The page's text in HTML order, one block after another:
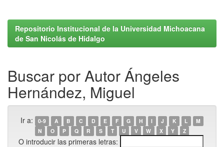
Repositorio Institucional de la Universidad Michoacana
de San Nicolás de Hidalgo
Buscar por Autor Ángeles
Hernández, Miguel
Ir a: 0-9 A B C D E F G H I J K L
M
N
O P Q R S T U V W X Y Z
O introducir las primeras letras: